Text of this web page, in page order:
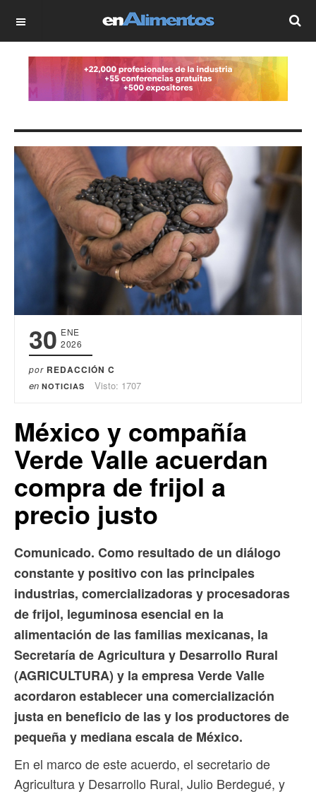
OFF CANVAS
30 ENE
2026
por REDACCIÓN C
en NOTICIAS Visto: 1707
México y compañía
Verde Valle acuerdan
compra de frijol a
precio justo
Comunicado. Como resultado de un diálogo
constante y positivo con las principales
industrias, comercializadoras y procesadoras
de frijol, leguminosa esencial en la
alimentación de las familias mexicanas, la
Secretaría de Agricultura y Desarrollo Rural
(AGRICULTURA) y la empresa Verde Valle
acordaron establecer una comercialización
justa en beneficio de las y los productores de
pequeña y mediana escala de México.
En el marco de este acuerdo, el secretario de
Agricultura y Desarrollo Rural, Julio Berdegué, y